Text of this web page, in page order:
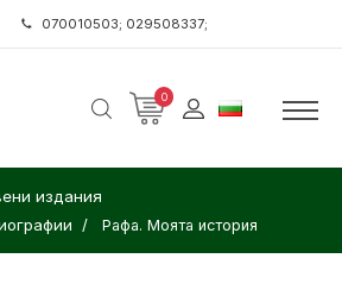
070010503; 029508337;
0
издания
Рафа. Моята история